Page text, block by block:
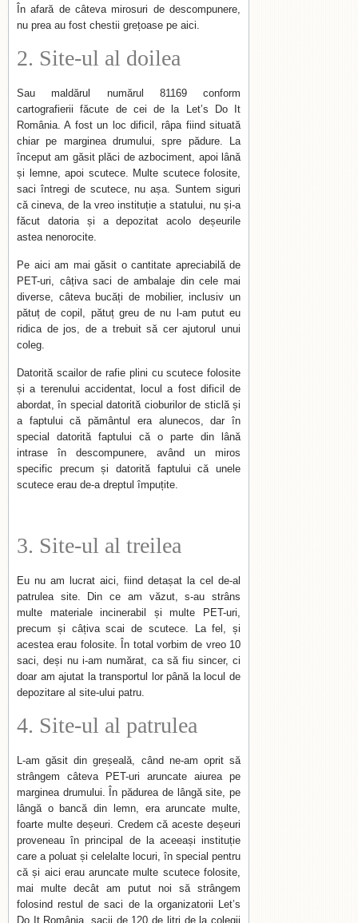
În afară de câteva mirosuri de descompunere,
nu prea au fost chestii grețoase pe aici.
2. Site-ul al doilea
Sau maldărul numărul 81169 conform
cartografierii făcute de cei de la Let’s Do It
România. A fost un loc dificil, râpa fiind situată
chiar pe marginea drumului, spre pădure. La
început am găsit plăci de azbociment, apoi lână
și lemne, apoi scutece. Multe scutece folosite,
saci întregi de scutece, nu așa. Suntem siguri
că cineva, de la vreo instituție a statului, nu și-a
făcut datoria și a depozitat acolo deșeurile
astea nenorocite.
Pe aici am mai găsit o cantitate apreciabilă de
PET-uri, câțiva saci de ambalaje din cele mai
diverse, câteva bucăți de mobilier, inclusiv un
pătuț de copil, pătuț greu de nu l-am putut eu
ridica de jos, de a trebuit să cer ajutorul unui
coleg.
Datorită scailor de rafie plini cu scutece folosite
și a terenului accidentat, locul a fost dificil de
abordat, în special datorită cioburilor de sticlă și
a faptului că pământul era alunecos, dar în
special datorită faptului că o parte din lână
intrase în descompunere, având un miros
specific precum și datorită faptului că unele
scutece erau de-a dreptul împuțite.
3. Site-ul al treilea
Eu nu am lucrat aici, fiind detașat la cel de-al
patrulea site. Din ce am văzut, s-au strâns
multe materiale incinerabil și multe PET-uri,
precum și câțiva scai de scutece. La fel, și
acestea erau folosite. În total vorbim de vreo 10
saci, deși nu i-am numărat, ca să fiu sincer, ci
doar am ajutat la transportul lor până la locul de
depozitare al site-ului patru.
4. Site-ul al patrulea
L-am găsit din greșeală, când ne-am oprit să
strângem câteva PET-uri aruncate aiurea pe
marginea drumului. În pădurea de lângă site, pe
lângă o bancă din lemn, era aruncate multe,
foarte multe deșeuri. Credem că aceste deșeuri
proveneau în principal de la aceeași instituție
care a poluat și celelalte locuri, în special pentru
că și aici erau aruncate multe scutece folosite,
mai multe decât am putut noi să strângem
folosind restul de saci de la organizatorii Let’s
Do It România, sacii de 120 de litri de la colegii